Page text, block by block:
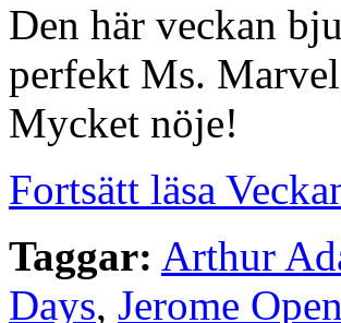
Den här veckan
perfekt Ms.
Mycket nöje!
Fortsätt läsa
Taggar: Arthur
Days, Jerome